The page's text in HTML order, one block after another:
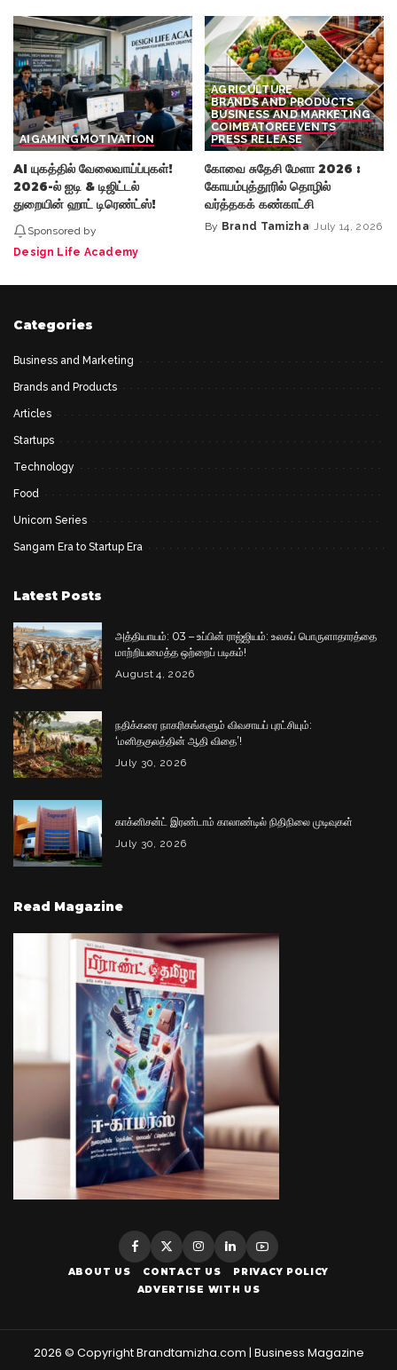
AIGAMINGMOTIVATION
AI யுகத்தில் வேலைவாய்ப்புகள்!
2026-ல் ஐடி & டிஜிட்டல்
துறையின் ஹாட் டிரெண்ட்ஸ்!
Sponsored by
Design Life Academy
AGRICULTURE
BRANDS AND PRODUCTS
BUSINESS AND MARKETING
COIMBATOREEVENTS
PRESS RELEASE
கோவை சுதேசி மேளா 2026 :
கோயம்புத்தூரில் தொழில்
வர்த்தகக் கண்காட்சி
Posted
By Brand Tamizha July 14, 2026
Categories
Business and Marketing
Brands and Products
Articles
Startups
Technology
Food
Unicorn Series
Sangam Era to Startup Era
Latest Posts
அத்தியாயம்: 03 – உப்பின் ராஜ்ஜியம்: உலகப் பொருளாதாரத்தை
மாற்றியமைத்த ஒற்றைப் படிகம்!
August 4, 2026
நதிக்கரை நாகரிகங்களும் விவசாயப் புரட்சியும்:
‘மனிதகுலத்தின் ஆதி விதை’!
July 30, 2026
காக்னிசன்ட் இரண்டாம் காலாண்டில் நிதிநிலை முடிவுகள்
July 30, 2026
Read Magazine
ABOUT US CONTACT US
PRIVACY POLICY
ADVERTISE WITH US
2026 © Copyright Brandtamizha.com | Business Magazine